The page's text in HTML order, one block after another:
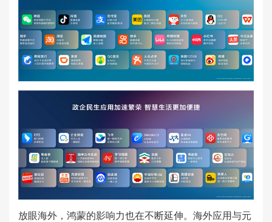
放眼海外，鸿蒙的影响力也在不断延伸。海外应用与元